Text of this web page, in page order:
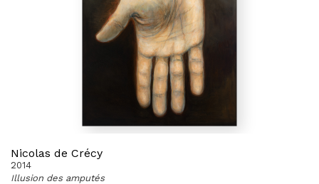
Nicolas de Crécy
2014
Illusion des amputés